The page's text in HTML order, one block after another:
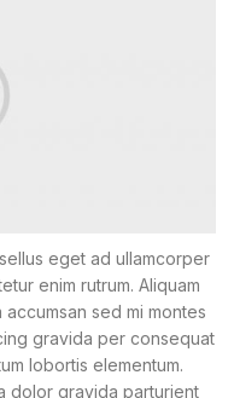
eget ad ullamcorper
enim rutrum. Aliquam
sed mi montes
gravida per consequat
lobortis elementum.
dolor gravida parturient